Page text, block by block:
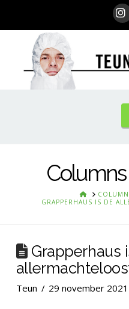
HOME
GRAPPERHAUS IS DE
Grapperhaus
Teun 29 november 2021